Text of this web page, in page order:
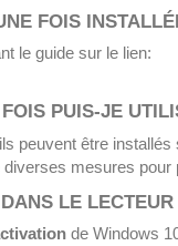
FOIS
le guide sur le lien:
PUIS-JE
ils peuvent être
mesures pour
LE
de Windows